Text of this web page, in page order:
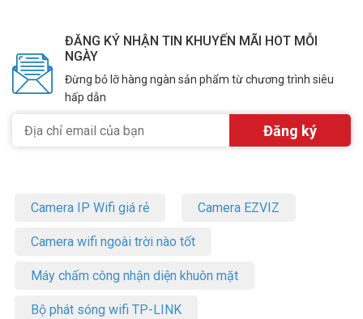
ĐĂNG KÝ NHẬN TIN KHUYẾN MÃI HOT MỖI
NGÀY
Đừng bỏ lỡ hàng ngàn sản phẩm từ chương trình siêu
hấp dẫn
Camera IP Wifi giá rẻ Camera EZVIZ
Camera wifi ngoài trời nào tốt
Máy chấm công nhận diện khuôn mặt
Bộ phát sóng wifi TP-LINK